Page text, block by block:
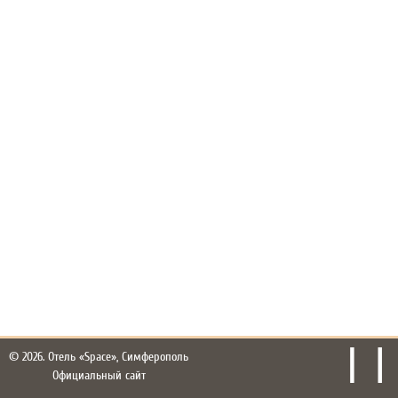
© 2026. Отель «Space», Симферополь
Официальный сайт